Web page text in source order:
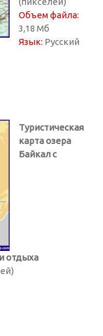
Объем файла:
3,18 Мб
Язык: Русский
Туристическая
карта озера
Байкал с
отдыха